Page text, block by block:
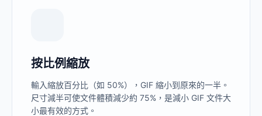
按比例縮放
輸入縮放百分比（如 50%），GIF 縮小到原來的一半。
尺寸減半可使文件體積減少約 75%，是減小 GIF 文件大
小最有效的方式。